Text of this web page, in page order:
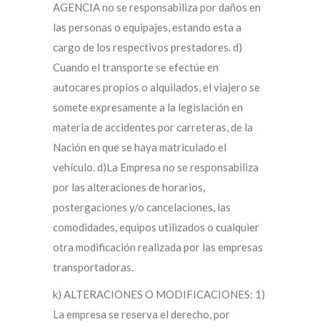
AGENCIA no se responsabiliza por daños en
las personas o equipajes, estando esta a
cargo de los respectivos prestadores. d)
Cuando el transporte se efectúe en
autocares propios o alquilados, el viajero se
somete expresamente a la legislación en
materia de accidentes por carreteras, de la
Nación en que se haya matriculado el
vehículo. d)La Empresa no se responsabiliza
por las alteraciones de horarios,
postergaciones y/o cancelaciones, las
comodidades, equipos utilizados o cualquier
otra modificación realizada por las empresas
transportadoras.
k) ALTERACIONES O MODIFICACIONES: 1)
La empresa se reserva el derecho, por